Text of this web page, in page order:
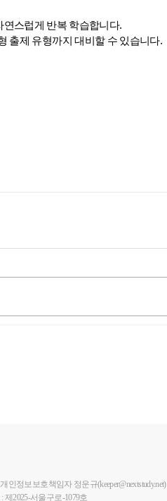
스럽게 반복 학습합니다.
출제 유형까지 대비할 수 있습니다.​
개인정보보호책임자 정운규(keeper@nextstudy.net)
제2025-서울구로-1079호